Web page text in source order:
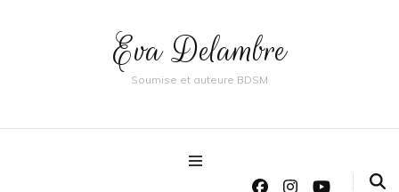
Eva Delambre
Soumise et auteure BDSM